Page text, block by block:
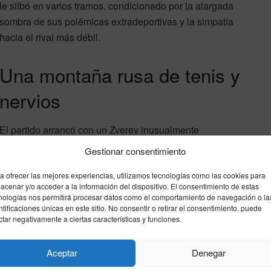
Gestionar consentimiento
ofrecer las mejores experiencias, utilizamos tecnologías como las cookies para
y/o acceder a la información del dispositivo. El consentimiento de estas
nos permitirá procesar datos como el comportamiento de navegación o
únicas en este sitio. No consentir o retirar el consentimiento, puede
negativamente a ciertas características y funciones.
Aceptar Denegar
le silbó en varios tramos, condicionado por la alargada
sombra de sus polémicas extradeportivas y la simpatía
hacia el rival más débil.
Una montaña rusa de tenis y
nervios
El partido arrancó con un Zverev inusualmente
por los nervios, llevándose la primera manga
parecía encarrilado a favor del hamburgués en
se creció. Cobolli, que llegaba más fresco tras
virus de Matteo Arnaldi, empezó a desplegar un tenis
al alemán para empatar el partido.
no forzaos de Cobolli en el tramo final, pero en el
Recordando las finales perdidas del US Open